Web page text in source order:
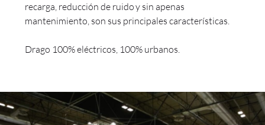
recarga, reducción de ruidoy sin apenas
mantenimiento, son sus principales características.
Drago 100% eléctricos, 100% urbanos.